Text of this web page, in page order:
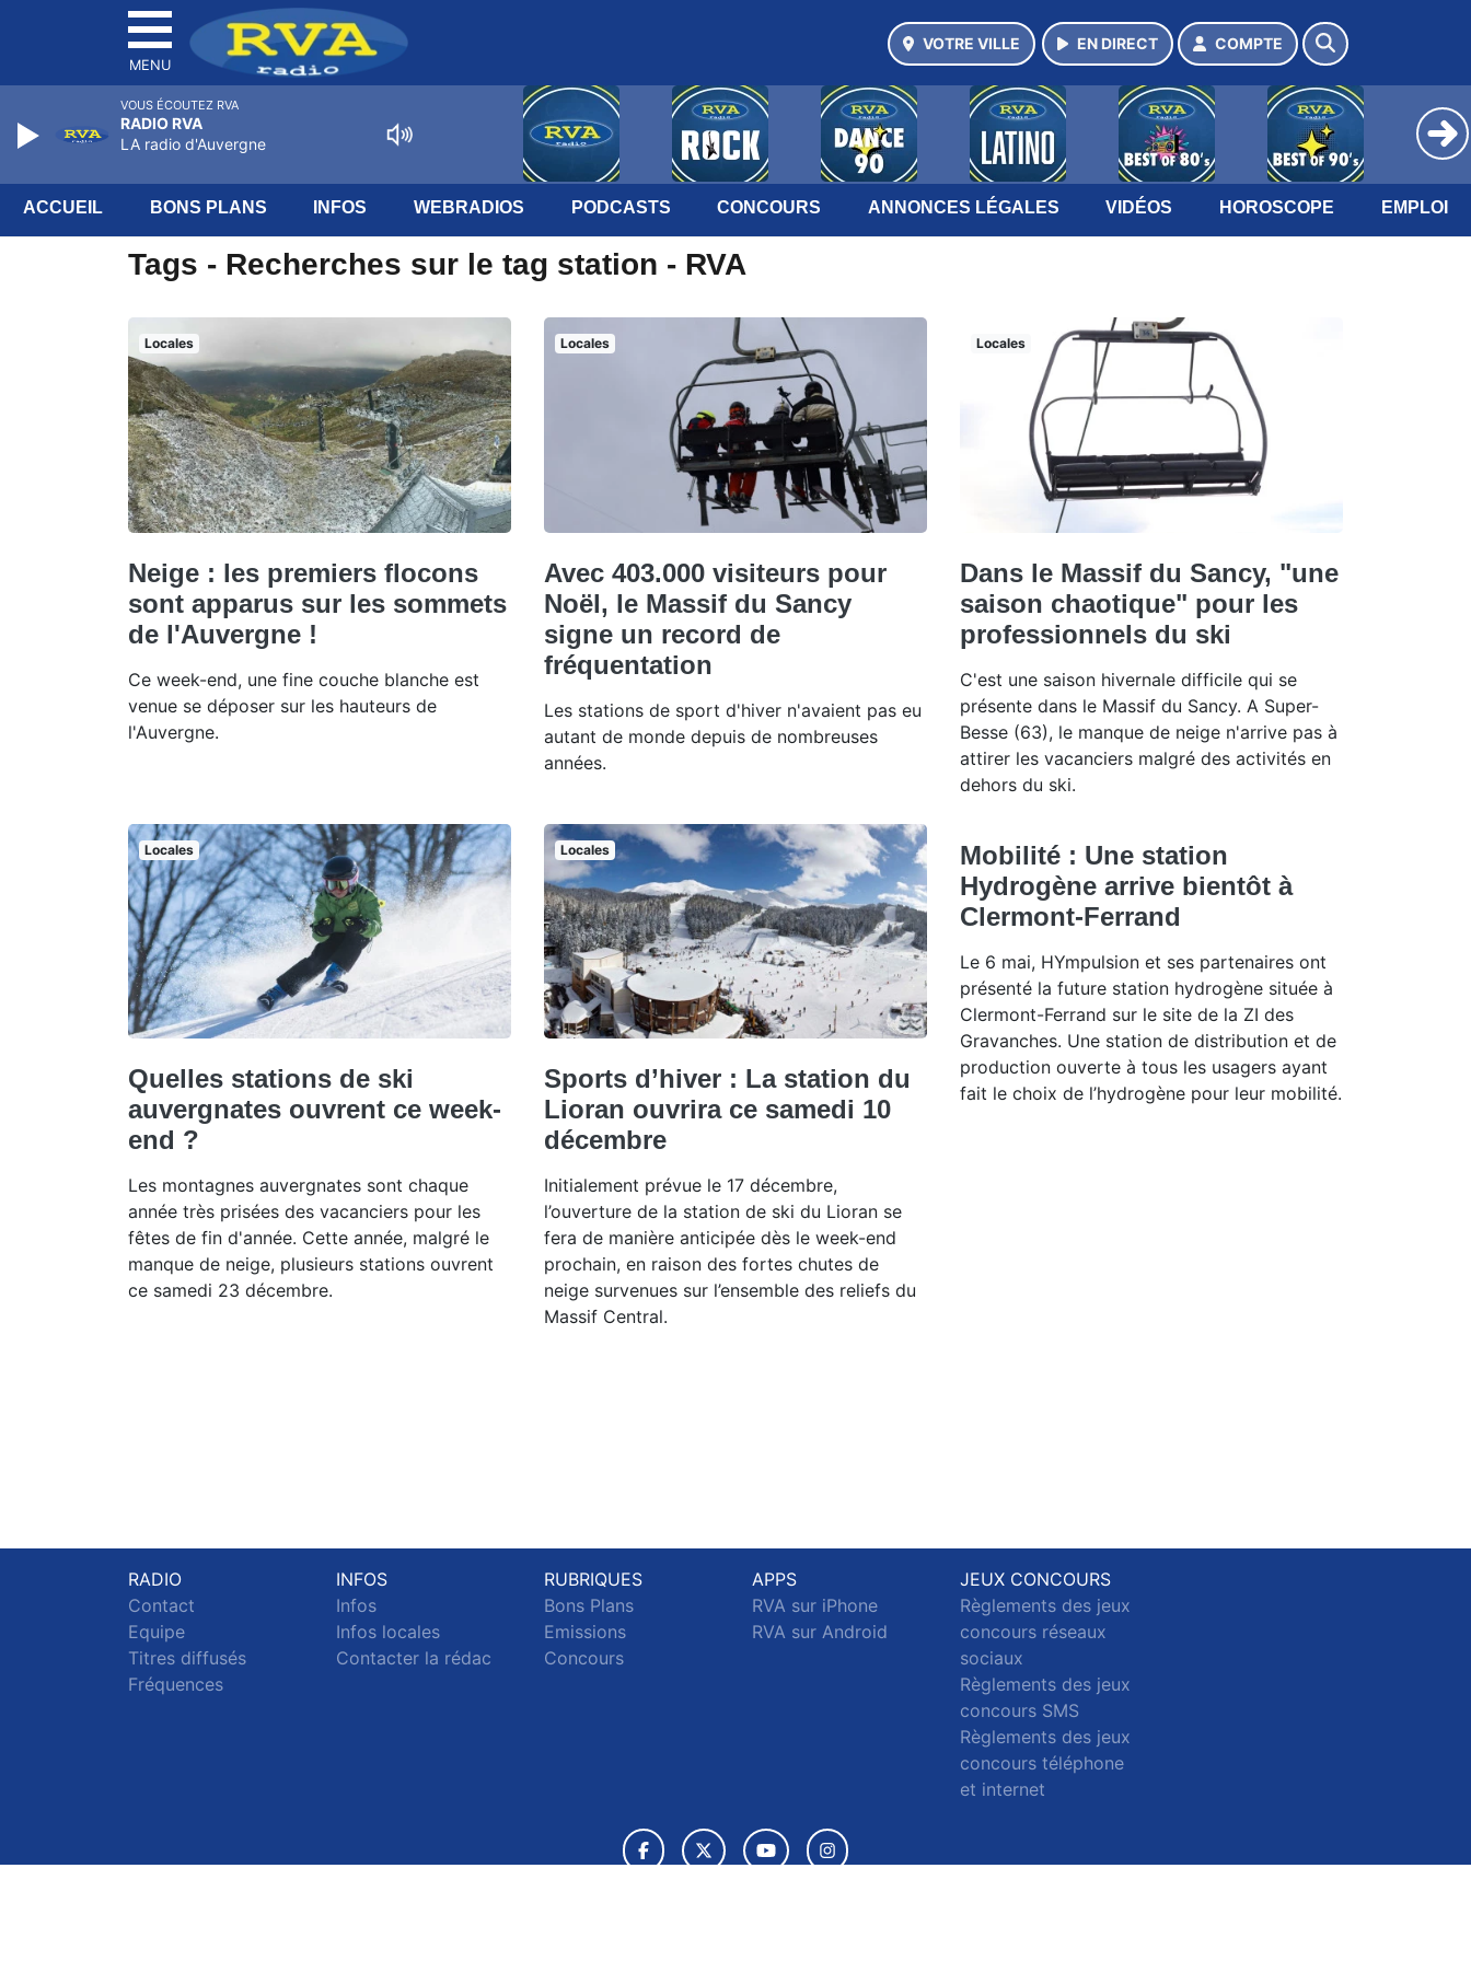
MENU
VOTRE VILLE EN DIRECT COMPTE
ACCUEIL BONS PLANS INFOS WEBRADIOS PODCASTS CONCOURS ANNONCES LÉGALES VIDÉOS HOROSCOPE EMPLOI
Tags - Recherches sur le tag station - RVA
Locales
Neige : les premiers flocons
sont apparus sur les sommets
de l'Auvergne !
Ce week-end, une fine couche blanche est
venue se déposer sur les hauteurs de
l'Auvergne.
Locales
Avec 403.000 visiteurs pour
Noël, le Massif du Sancy
signe un record de
fréquentation
Les stations de sport d'hiver n'avaient pas eu
autant de monde depuis de nombreuses
années.
Locales
Dans le Massif du Sancy, "une
saison chaotique" pour les
professionnels du ski
C'est une saison hivernale difficile qui se
présente dans le Massif du Sancy. A Super-
Besse (63), le manque de neige n'arrive pas à
attirer les vacanciers malgré des activités en
dehors du ski.
Locales
Quelles stations de ski
auvergnates ouvrent ce week-
end ?
Les montagnes auvergnates sont chaque
année très prisées des vacanciers pour les
fêtes de fin d'année. Cette année, malgré le
manque de neige, plusieurs stations ouvrent
ce samedi 23 décembre.
Locales
Sports d’hiver : La station du
Lioran ouvrira ce samedi 10
décembre
Initialement prévue le 17 décembre,
l’ouverture de la station de ski du Lioran se
fera de manière anticipée dès le week-end
prochain, en raison des fortes chutes de
neige survenues sur l’ensemble des reliefs du
Massif Central.
Mobilité : Une station
Hydrogène arrive bientôt à
Clermont-Ferrand
Le 6 mai, HYmpulsion et ses partenaires ont
présenté la future station hydrogène située à
Clermont-Ferrand sur le site de la ZI des
Gravanches. Une station de distribution et de
production ouverte à tous les usagers ayant
fait le choix de l’hydrogène pour leur mobilité.
RADIO
Contact
Equipe
Titres diffusés
Fréquences
INFOS
Infos
Infos locales
Contacter la rédac
RUBRIQUES
Bons Plans
Emissions
Concours
APPS
RVA sur iPhone
RVA sur Android
JEUX CONCOURS
Règlements des jeux
concours réseaux
sociaux
Règlements des jeux
concours SMS
Règlements des jeux
concours téléphone
et internet
VOUS ÉCOUTEZ RVA
RADIO RVA
LA radio d'Auvergne